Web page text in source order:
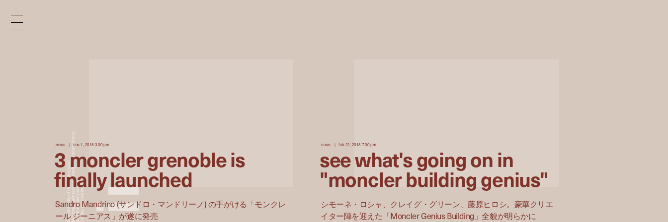
i
n
d
news nov 1, 2018 3:00 pm
3 moncler grenoble is
finally launched
Sandro Mandrino (サンドロ・マンドリーノ) の手がける「モンクレ
ール ジーニアス」が遂に発売
news feb 22, 2018 7:00 pm
see what's going on in
"moncler building genius"
シモーネ・ロシャ、クレイグ・グリーン、藤原ヒロシ。豪華クリエ
イター陣を迎えた「Moncler Genius Building」全貌が明らかに